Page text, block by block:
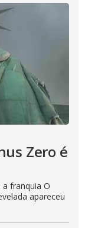
Zero é
franquia O
apareceu